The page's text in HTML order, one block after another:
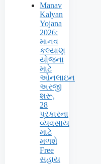
Manav
Kalyan
Yojana
2026:
માનવ
કલ્યાણ
યોજના
માટે
ઓનલાઇન
અરજી
શરૂ,
28
પ્રકારના
વ્યવસાય
માટે
મળશે
Free
સહાય